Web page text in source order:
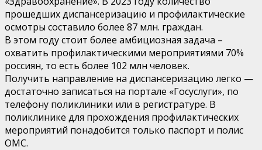
прошедших диспансеризацию и профилактические
осмотры составило более 87 млн. граждан.
В этом году стоит более амбициозная задача –
охватить профилактическими мероприятиями 70%
россиян, то есть более 102 млн человек.
Получить направление на диспансеризацию легко —
достаточно записаться на портале «Госуслуги», по
телефону поликлиники или в регистратуре. В
поликлинике для прохождения профилактических
мероприятий понадобится только паспорт и полис
ОМС.